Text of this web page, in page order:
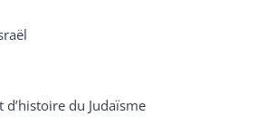
d’histoire du Judaïsme